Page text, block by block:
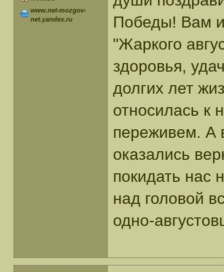
www.net-mozgov-
net.yandex.ru
Победы! Вам
"Жаркого
здоровья,
долгих лет
относилась к
переживем. А
оказались
покидать нас
над головой
одно-